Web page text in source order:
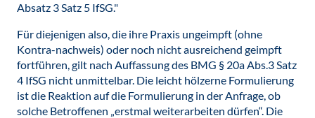
Absatz 3 Satz 5 IfSG."
Für diejenigen also, die ihre Praxis ungeimpft (ohne
Kontra-nachweis) oder noch nicht ausreichend geimpft
fortführen, gilt nach Auffassung des BMG § 20a Abs.3 Satz
4 IfSG nicht unmittelbar. Die leicht hölzerne Formulierung
ist die Reaktion auf die Formulierung in der Anfrage, ob
solche Betroffenen „erstmal weiterarbeiten dürfen“. Die